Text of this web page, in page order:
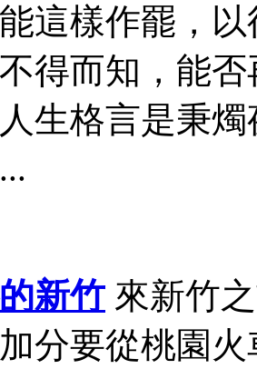
這樣作罷，
得而知，能
生格言是秉
新竹 來新竹
分要從桃園